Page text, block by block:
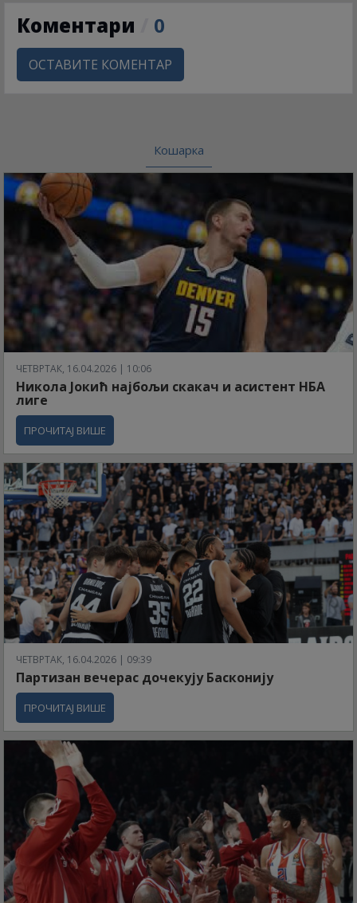
Коментари 0
ОСТАВИТЕ КОМЕНТАР
Кошарка
ЧЕТВРТАК, 16.04.2026 | 10:06
Никола Јокић најбољи скакач и асистент НБА
лиге
ПРОЧИТАЈ ВИШЕ
ЧЕТВРТАК, 16.04.2026 | 09:39
Партизан вечерас дочекују Басконију
ПРОЧИТАЈ ВИШЕ